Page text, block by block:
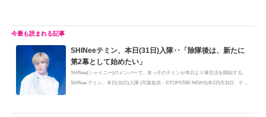
SHINeeテミン、本日(31日)入隊‥「除隊後は、新たに
第2幕として始めたい」
SHINee(シャイニー)のメンバーで、末っ子のテミンが本日より軍生活を開始する。
SHINee テミン、本日(31日)入隊 (写真提供：©TOPSTAR NEWS)本日5月31日、テ